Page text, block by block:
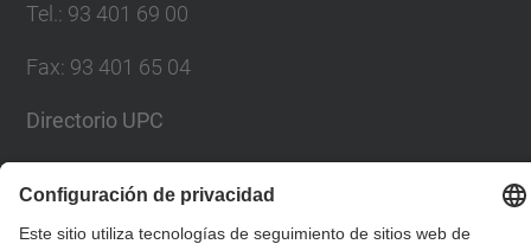
Tel. : 93 401 69 00
Fax: 93 401 65 04
Directorio UPC